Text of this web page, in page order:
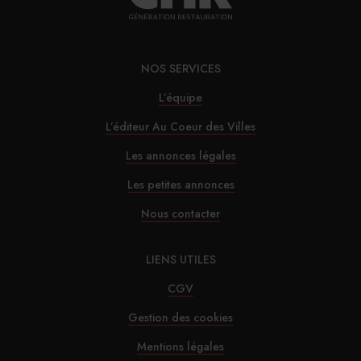
TPE
30/07/2026
Alfred Hotels ouvre son premier hôtel à Paris
29/07/2026
InterContinental Paris Le Grand : Christophe
Laure nommé chevalier de la Légion d’honneur
29/07/2026
29/07/2026
Brown-Forman rejette l’offre de Sazerac
NOS SERVICES
L’équipe
L’éditeur Au Coeur des Villes
Les annonces légales
Les petites annonces
Nous contacter
LIENS UTILES
CGV
Gestion des cookies
Mentions légales